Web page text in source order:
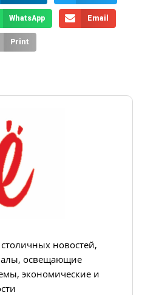
WhatsApp Email
Print
новостей,
освещающие
экономические и